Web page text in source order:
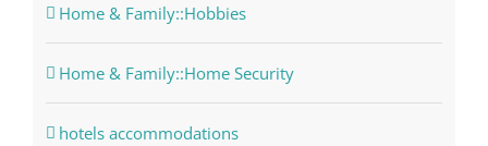
Home & Family::Hobbies
Home & Family::Home Security
hotels accommodations